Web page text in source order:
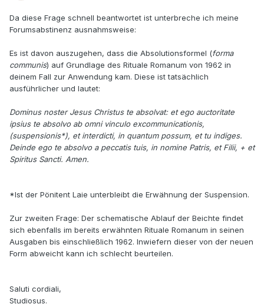
Da diese Frage schnell beantwortet ist unterbreche ich meine
Forumsabstinenz ausnahmsweise:
Es ist davon auszugehen, dass die Absolutionsformel (forma
communis) auf Grundlage des Rituale Romanum von 1962 in
deinem Fall zur Anwendung kam. Diese ist tatsächlich
ausführlicher und lautet:
Dominus noster Jesus Christus te absolvat: et ego auctoritate
ipsius te absolvo ab omni vinculo excommunicationis,
(suspensionis*), et interdicti, in quantum possum, et tu indiges.
Deinde ego te absolvo a peccatis tuis, in nomine Patris, et Filii, + et
Spiritus Sancti. Amen.
*Ist der Pönitent Laie unterbleibt die Erwähnung der Suspension.
Zur zweiten Frage: Der schematische Ablauf der Beichte findet
sich ebenfalls im bereits erwähnten Rituale Romanum in seinen
Ausgaben bis einschließlich 1962. Inwiefern dieser von der neuen
Form abweicht kann ich schlecht beurteilen.
Saluti cordiali,
Studiosus.